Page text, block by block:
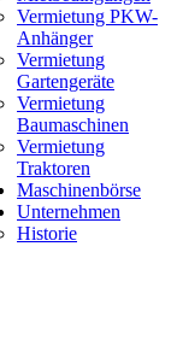
Vermietung PKW-
Anhänger
Vermietung
Gartengeräte
Vermietung
Baumaschinen
Vermietung
Traktoren
Maschinenbörse
Unternehmen
Historie